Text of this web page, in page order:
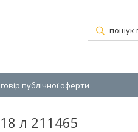
публічної оферти
л 211465